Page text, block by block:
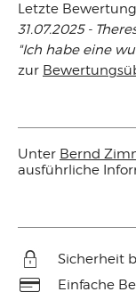
Letzte
31.07.2025 -
"Ich habe eine
zur
Unter Bernd
ausführliche
Sicherheit
Einfache